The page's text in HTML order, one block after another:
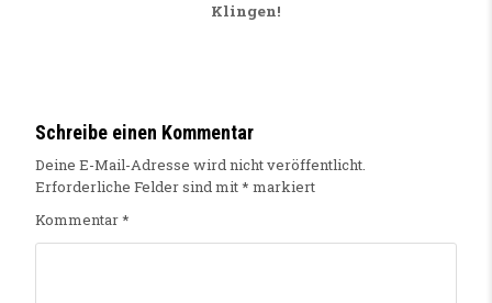
Klingen!
Schreibe einen Kommentar
Deine E-Mail-Adresse wird nicht veröffentlicht.
Erforderliche Felder sind mit* markiert
Kommentar*